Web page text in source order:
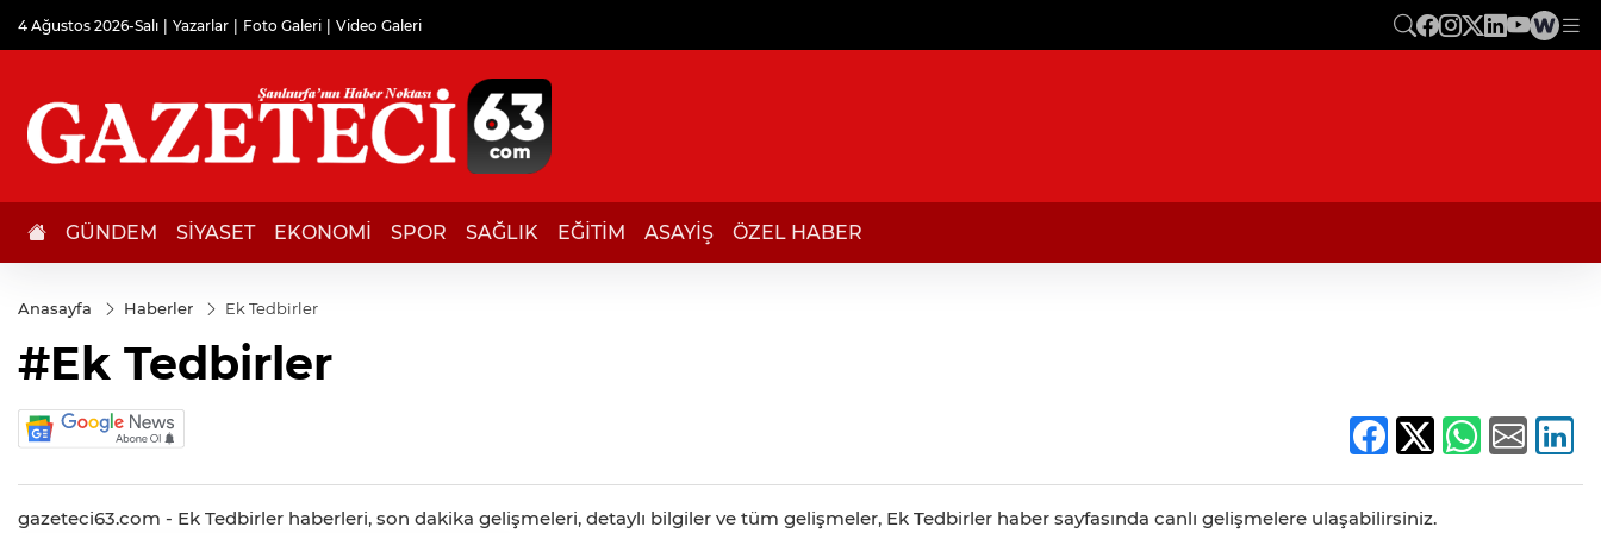
4 Ağustos 2026-Salı Yazarlar Foto Galeri Video Galeri
GÜNDEM SİYASET EKONOMİ SPOR SAĞLIK EĞİTİM ASAYİŞ ÖZEL HABER
Anasayfa Haberler Ek Tedbirler
#Ek Tedbirler
gazeteci63.com - Ek Tedbirler haberleri, son dakika gelişmeleri, detaylı bilgiler ve tüm gelişmeler, Ek Tedbirler haber sayfasında canlı gelişmelere ulaşabilirsiniz.